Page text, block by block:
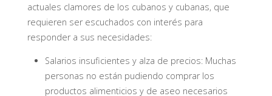
actuales clamores de los cubanos y cubanas, que
requieren ser escuchados con interés para
responder a sus necesidades:
Salarios insuficientes y alza de precios: Muchas
personas no están pudiendo comprar los
productos alimenticios y de aseo necesarios